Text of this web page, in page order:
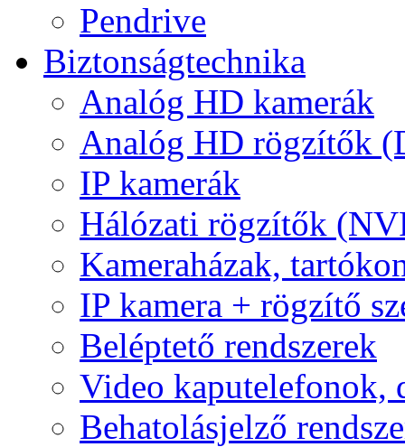
Pendrive
Biztonságtechnika
Analóg HD kamerák
Analóg HD rögzítők
IP kamerák
Hálózati rögzítők
Kameraházak,
IP kamera + rögzítő
Beléptető rendszerek
Video kaputelefonok,
Behatolásjelző